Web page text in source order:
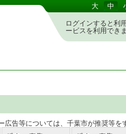
大 中
ログインすると利
ービスを利用できま
葉市が推奨等をするもの